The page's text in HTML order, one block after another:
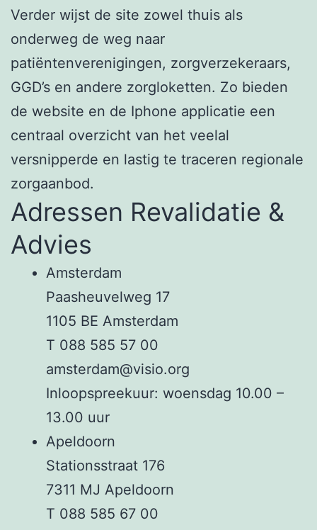
Verder wijst de site zowel thuis als
onderweg de weg naar
patiëntenverenigingen, zorgverzekeraars,
GGD’s en andere zorgloketten. Zo bieden
de website en de Iphone applicatie een
centraal overzicht van het veelal
versnipperde en lastig te traceren regionale
zorgaanbod.
Adressen Revalidatie &
Advies
Amsterdam
Paasheuvelweg 17
1105 BE Amsterdam
T 088 585 57 00
amsterdam@visio.org
Inloopspreekuur: woensdag 10.00 –
13.00 uur
Apeldoorn
Stationsstraat 176
7311 MJ Apeldoorn
T 088 585 67 00